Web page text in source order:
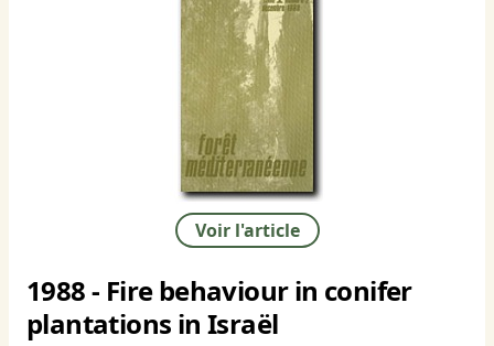
Voir l'article
1988 - Fire behaviour in conifer
plantations in Israël